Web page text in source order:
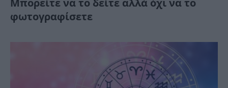
Μπορείτε να το δείτε αλλά όχι να το
φωτογραφίσετε